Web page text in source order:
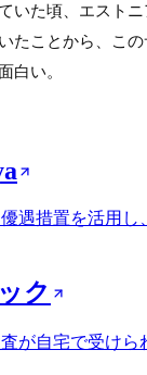
いた頃、エスト
たことから、こ
白い。
遇措置を活用し
ク
が自宅で受けら